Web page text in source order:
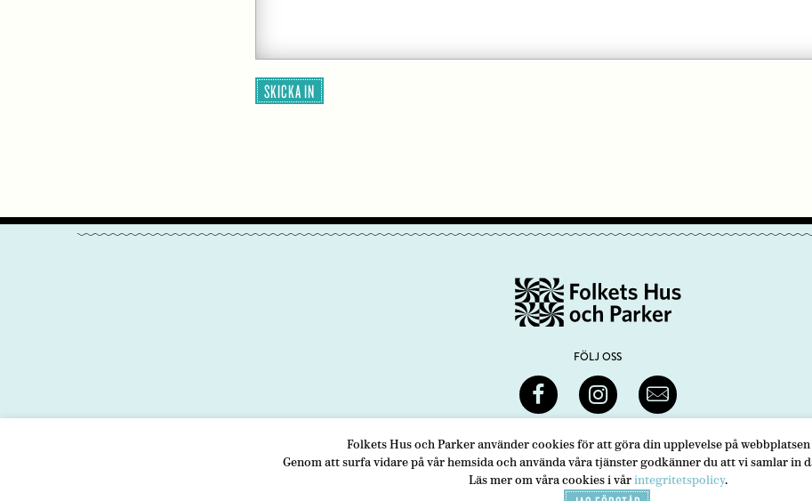
Folkets Hus och Parker använder cookies för att göra din upplevelse på
Genom att surfa vidare på vår hemsida och använda våra tjänster godkänner du att vi samlar in
Läs mer om våra cookies i vårintegritetspolicy.
SKICKA IN
FÖLJ OSS
VÅRA MEDLEMMAR INTEGRITETSPOLICY PRESS
Swedenborgsgatan 1 118 48 Stockholm